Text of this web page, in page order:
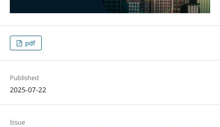
pdf
Published
2025-07-22
Issue